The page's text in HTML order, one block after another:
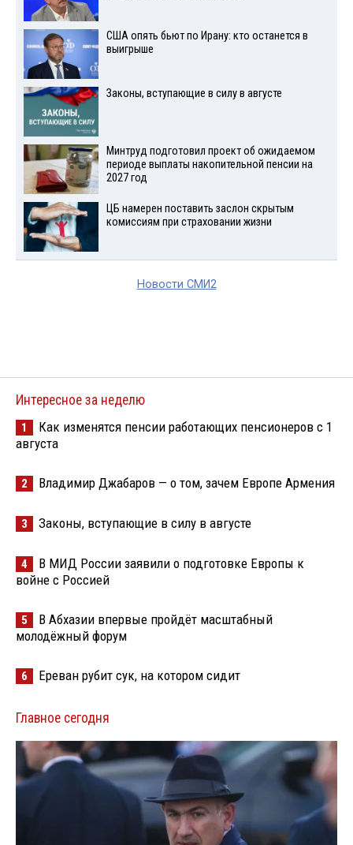
США опять бьют по Ирану: кто останется в
выигрыше
Законы, вступающие в силу в августе
Минтруд подготовил проект об ожидаемом
периоде выплаты накопительной пенсии на
2027 год
ЦБ намерен поставить заслон скрытым
комиссиям при страховании жизни
Новости СМИ2
Интересное за неделю
1
Как изменятся пенсии работающих пенсионеров с 1
августа
2 Владимир Джабаров — о том, зачем Европе Армения
3 Законы, вступающие в силу в августе
4
В МИД России заявили о подготовке Европы к
войне с Россией
5
В Абхазии впервые пройдёт масштабный
молодёжный форум
6 Ереван рубит сук, на котором сидит
Главное сегодня